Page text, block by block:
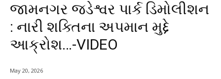
જામનગર જડેશ્વર પાર્ક ડિમોલીશન
: નારી શક્તિના અપમાન મુદ્દે
આક્રોશ…-VIDEO
May 20, 2026